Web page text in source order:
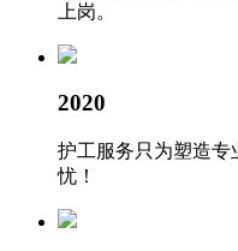
上岗。
2020
护工服务只为塑造专
忧！